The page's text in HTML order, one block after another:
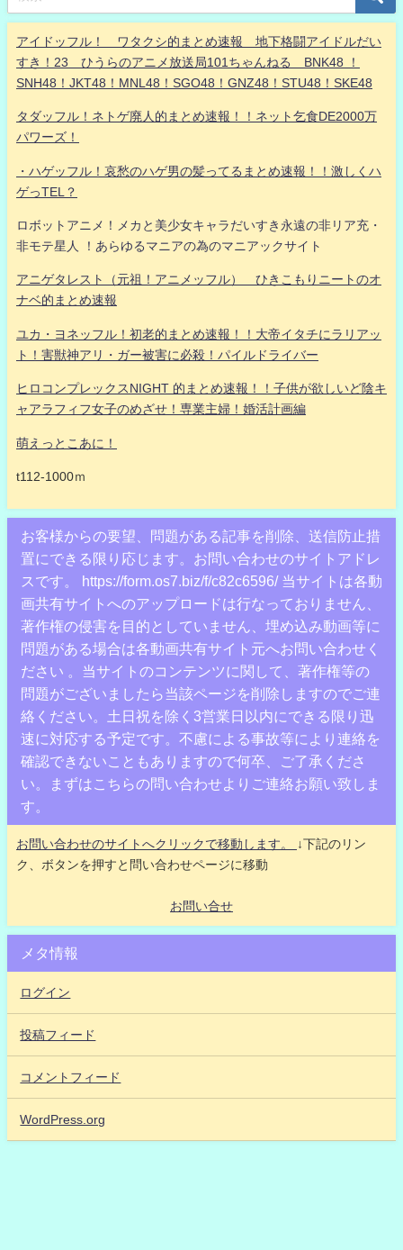
アイドッフル！ ワタクシ的まとめ速報 地下格闘アイドルだい
すき！23 ひうらのアニメ放送局101ちゃんねる BNK48 ！
SNH48！JKT48！MNL48！SGO48！GNZ48！STU48！SKE48
タダッフル！ネトゲ廃人的まとめ速報！！ネット乞食DE2000万
パワーズ！
・ハゲッフル！哀愁のハゲ男の髪ってるまとめ速報！！激しくハ
ゲっTEL？
ロボットアニメ！メカと美少女キャラだいすき永遠の非リア充・
非モテ星人 ！あらゆるマニアの為のマニアックサイト
アニゲタレスト（元祖！アニメッフル） ひきこもりニートのオ
ナベ的まとめ速報
ユカ・ヨネッフル！初老的まとめ速報！！大帝イタチにラリアッ
ト！害獣神アリ・ガー被害に必殺！パイルドライバー
ヒロコンプレックスNIGHT 的まとめ速報！！子供が欲しいど陰キ
ャアラフィフ女子のめざせ！専業主婦！婚活計画編
萌えっとこあに！
t112-1000ｍ
お客様からの要望、問題がある記事を削除、送信防止措
置にできる限り応じます。お問い合わせのサイトアドレ
スです。 https://form.os7.biz/f/c82c6596/ 当サイトは各動
画共有サイトへのアップロードは行なっておりません、
著作権の侵害を目的としていません、埋め込み動画等に
問題がある場合は各動画共有サイト元へお問い合わせく
ださい 。当サイトのコンテンツに関して、著作権等の
問題がございましたら当該ページを削除しますのでご連
絡ください。土日祝を除く3営業日以内にできる限り迅
速に対応する予定です。不慮による事故等により連絡を
確認できないこともありますので何卒、ご了承くださ
い。まずはこちらの問い合わせよりご連絡お願い致しま
す。
お問い合わせのサイトへクリックで移動します。
↓下記のリン
ク、ボタンを押すと問い合わせページに移動
お問い合せ
メタ情報
ログイン
投稿フィード
コメントフィード
WordPress.org